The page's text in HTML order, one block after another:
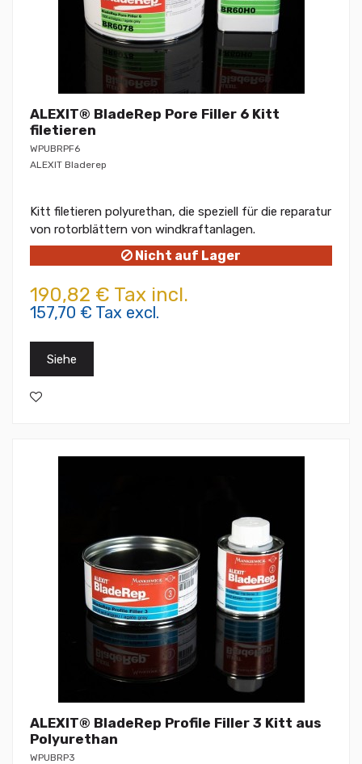
ALEXIT® BladeRep Pore Filler 6 Kitt
filetieren
WPUBRPF6
ALEXIT Bladerep
Kitt filetieren polyurethan, die speziell für die reparatur
von rotorblättern von windkraftanlagen.
Nicht auf Lager
190,82 € Tax incl.
157,70 € Tax excl.
Siehe
ALEXIT® BladeRep Profile Filler 3 Kitt aus
Polyurethan
WPUBRP3